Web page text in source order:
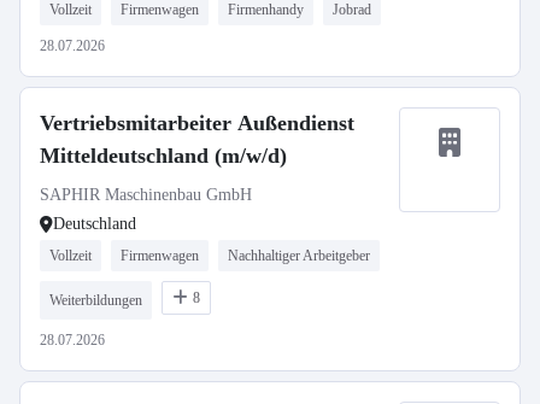
Vollzeit Firmenwagen Firmenhandy Jobrad
28.07.2026
Vertriebsmitarbeiter Außendienst
Mitteldeutschland (m/w/d)
SAPHIR Maschinenbau GmbH
Deutschland
Vollzeit Firmenwagen Nachhaltiger Arbeitgeber
Weiterbildungen 8
28.07.2026